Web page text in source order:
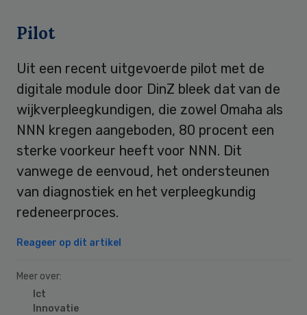
Pilot
Uit een recent uitgevoerde pilot met de
digitale module door DinZ bleek dat van de
wijkverpleegkundigen, die zowel Omaha als
NNN kregen aangeboden, 80 procent een
sterke voorkeur heeft voor NNN. Dit
vanwege de eenvoud, het ondersteunen
van diagnostiek en het verpleegkundig
redeneerproces.
Reageer op dit artikel
Meer over:
Ict
Innovatie